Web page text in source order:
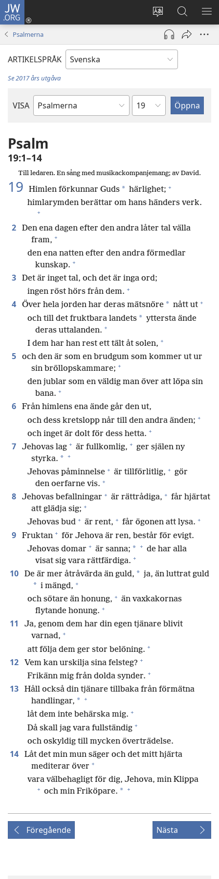
JW.ORG
Ändra
webbplatsens
språk
Logga
(öppnar
fönster)
Sök
på
jw.org
Psalmerna
ARTIKELSPRÅK
Se 2017 års utgåva
VISA
Bibelbok
Kapitel
Psalm
19:1–14
Till ledaren. En sång med musikackompanjemang; av David.
19 Himlen förkunnar Guds * härlighet; +
himlarymden berättar om hans händers verk.
+
2
Den ena dagen efter den andra låter tal välla
fram, +
den ena natten efter den andra förmedlar
kunskap. +
3
Det är inget tal, och det är inga ord;
ingen röst hörs från dem. +
4 Över hela jorden har deras mätsnöre * nått ut +
och till det fruktbara landets * yttersta ände
deras uttalanden. +
I dem har han rest ett tält åt solen, +
5
och den är som en brudgum som kommer ut ur
sin bröllopskammare; +
den jublar som en väldig man över att löpa sin
bana. +
6
Från himlens ena ände går den ut,
och dess kretslopp når till den andra änden; +
och inget är dolt för dess hetta. +
7 Jehovas lag + är fullkomlig, + ger själen ny
styrka. * +
Jehovas påminnelse + är tillförlitlig, + gör
den oerfarne vis. +
8 Jehovas befallningar + är rättrådiga, + får hjärtat
att glädja sig; +
Jehovas bud + är rent, + får ögonen att lysa. +
9 Fruktan + för Jehova är ren, består för evigt.
Jehovas domar + är sanna; * + de har alla
visat sig vara rättfärdiga. +
10 De är mer åtråvärda än guld, * ja, än luttrat guld
* i mängd, +
och sötare än honung, + än vaxkakornas
flytande honung. +
11
Ja, genom dem har din egen tjänare blivit
varnad, +
att följa dem ger stor belöning. +
12 Vem kan urskilja sina felsteg? +
Frikänn mig från dolda synder. +
13
Håll också din tjänare tillbaka från förmätna
handlingar, * +
låt dem inte behärska mig. +
Då skall jag vara fullständig +
och oskyldig till mycken överträdelse.
14
Låt det min mun säger och det mitt hjärta
mediterar över +
vara välbehagligt för dig, Jehova, min Klippa
+ och min Friköpare. * +
Föregående Nästa